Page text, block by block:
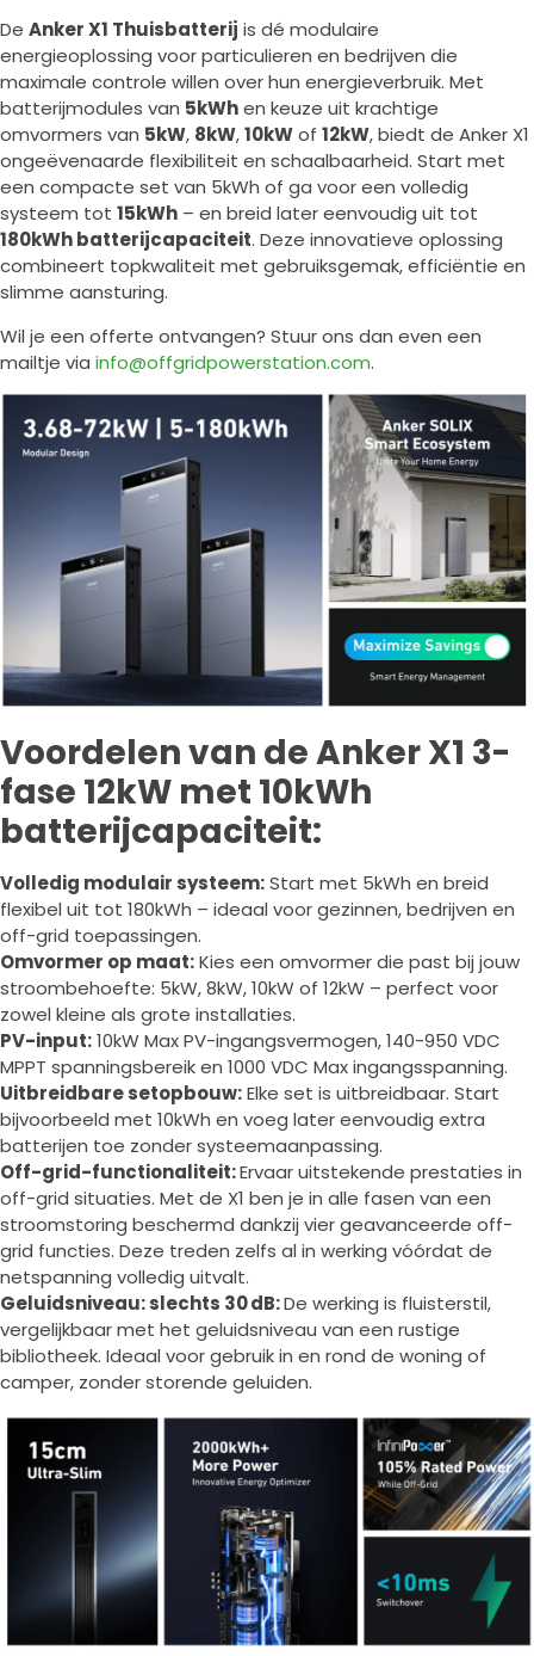
De Anker X1 Thuisbatterij is dé modulaire
energieoplossing voor particulieren en bedrijven die
maximale controle willen over hun energieverbruik. Met
batterijmodules van 5kWhen keuze uit krachtige
omvormers van 5kW, 8kW,10kWof 12kW, biedt de Anker X1
ongeëvenaarde flexibiliteit en schaalbaarheid. Start met
een compacte set van 5kWh of ga voor een volledig
systeem tot 15kWh – en breid later eenvoudig uit tot
180kWh batterijcapaciteit. Deze innovatieve oplossing
combineert topkwaliteit met gebruiksgemak, efficiëntie en
slimme aansturing.
Wil je een offerte ontvangen? Stuur ons dan even een
mailtje via info@offgridpowerstation.com.
Voordelen van de Anker X1 3-
fase 12kW met 10kWh
batterijcapaciteit:
Volledig modulair systeem:Start met 5kWh en breid
flexibel uit tot 180kWh – ideaal voor gezinnen, bedrijven en
off-grid toepassingen.
Omvormer op maat:Kies een omvormer die past bij jouw
stroombehoefte: 5kW, 8kW, 10kW of 12kW – perfect voor
zowel kleine als grote installaties.
PV-input:10kW Max PV-ingangsvermogen, 140-950 VDC
MPPT spanningsbereik en 1000 VDC Max ingangsspanning.
Uitbreidbare setopbouw:Elke set is uitbreidbaar. Start
bijvoorbeeld met 10kWh en voeg later eenvoudig extra
batterijen toe zonder systeemaanpassing.
Off-grid-functionaliteit:Ervaar uitstekende prestaties in
off-grid situaties. Met de X1 ben je in alle fasen van een
stroomstoring beschermd dankzij vier geavanceerde off-
grid functies. Deze treden zelfs al in werking vóórdat de
netspanning volledig uitvalt.
Geluidsniveau: slechts 30 dB:De werking is fluisterstil,
vergelijkbaar met het geluidsniveau van een rustige
bibliotheek. Ideaal voor gebruik in en rond de woning of
camper, zonder storende geluiden.